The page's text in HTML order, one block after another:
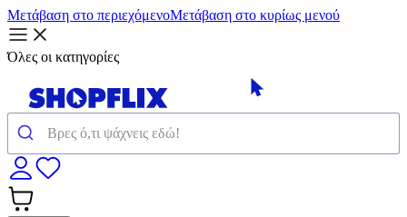
Μετάβαση στο περιεχόμενοΜετάβαση στο κυρίως μενού
Όλες οι κατηγορίες